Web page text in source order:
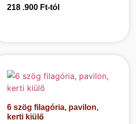
218 .900 Ft-tól
6 szög filagória, pavilon,
kerti kiülő